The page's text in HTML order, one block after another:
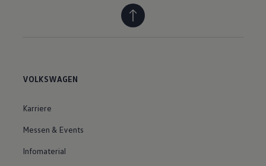
VOLKSWAGEN
Karriere
Messen & Events
Infomaterial